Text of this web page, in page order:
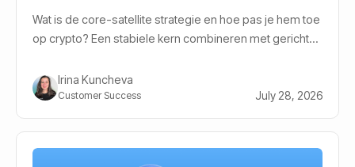
Wat is de core-satellite strategie en hoe pas je hem toe
op crypto? Een stabiele kern combineren met gerichte
Irina Kuncheva
Customer Success July 28, 2026